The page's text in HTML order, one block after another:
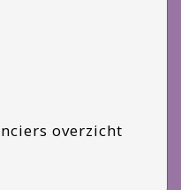
overzicht